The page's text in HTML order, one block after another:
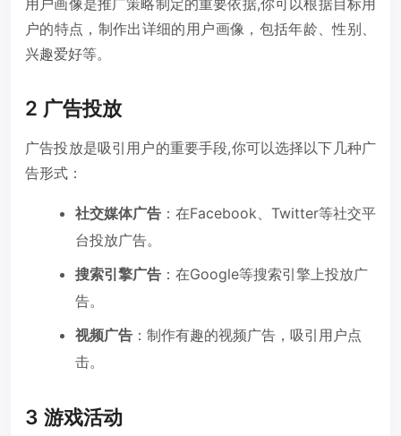
用户画像是推广策略制定的重要依据,你可以根据目标用
户的特点，制作出详细的用户画像，包括年龄、性别、
兴趣爱好等。
2 广告投放
广告投放是吸引用户的重要手段,你可以选择以下几种广
告形式：
社交媒体广告 ：在Facebook、Twitter等社交平
台投放广告。
搜索引擎广告 ：在Google等搜索引擎上投放广
告。
视频广告 ：制作有趣的视频广告，吸引用户点
击。
3 游戏活动